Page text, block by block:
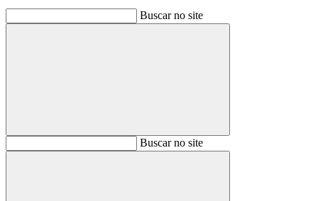
Buscar no site
BuscarBuscar no site